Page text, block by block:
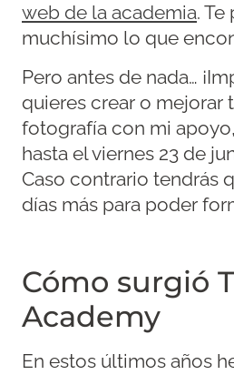
web de la academia.
muchísimo lo que
Pero antes de nada…
quieres crear o mejorar
fotografía con mi
hasta el viernes 23 de
Caso contrario tendrás
días más para poder
Cómo surgió
Academy
En estos últimos años